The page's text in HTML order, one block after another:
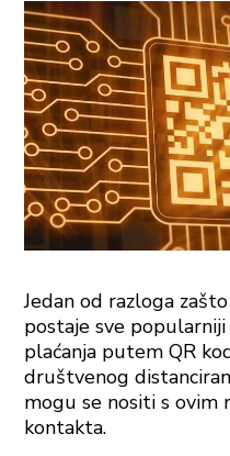
Jedan od razloga
postaje sve popularniji
plaćanja putem QR
društvenog
mogu se nositi s ovim
kontakta.